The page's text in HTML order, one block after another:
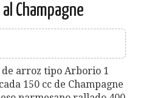
Champagne
arroz tipo Arborio 1
150 cc de Champagne